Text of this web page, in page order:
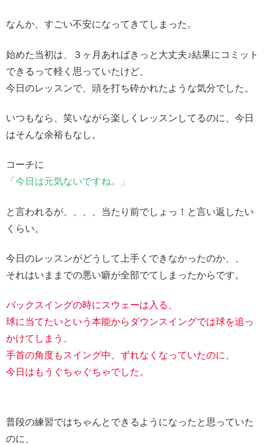
なんか、すごい不安になってきてしまった。
始めた当初は、３ヶ月あればきっと大丈夫♪結果にコミット
できるって軽く思っていたけど、
今日のレッスンで、頭を打ち砕かれたような気分でした。
いつもなら、笑いながら楽しくレッスンしてるのに、今日
はそんな余裕もなし。
コーチに
「今日は元気ないですね。」
と言われるが、、、、当たり前でしょっ！と言い返したい
くらい。
今日のレッスンがどうして上手くできなかったのか、、
それはいままでの悪い癖が全部でてしまったからです。
バックスイングの時にスウェーは入る、
球に当てたいという本能からダウンスイングでは球を追っ
かけてしまう、
手首の角度もスイング中、ずれなくなっていたのに、
今日はもうぐちゃぐちゃでした。
普段の練習ではちゃんとできるようになったと思っていた
のに、